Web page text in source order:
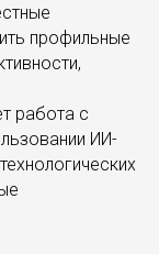
профильные
работа с
ИИ-